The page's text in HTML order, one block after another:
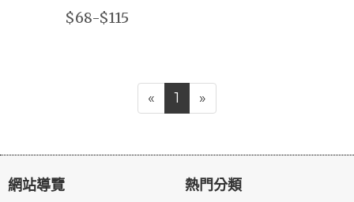
$68-$115
« 1 »
網站導覽 熱門分類